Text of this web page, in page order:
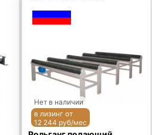
Нет в наличии
в лизинг от
12 244 руб/мес